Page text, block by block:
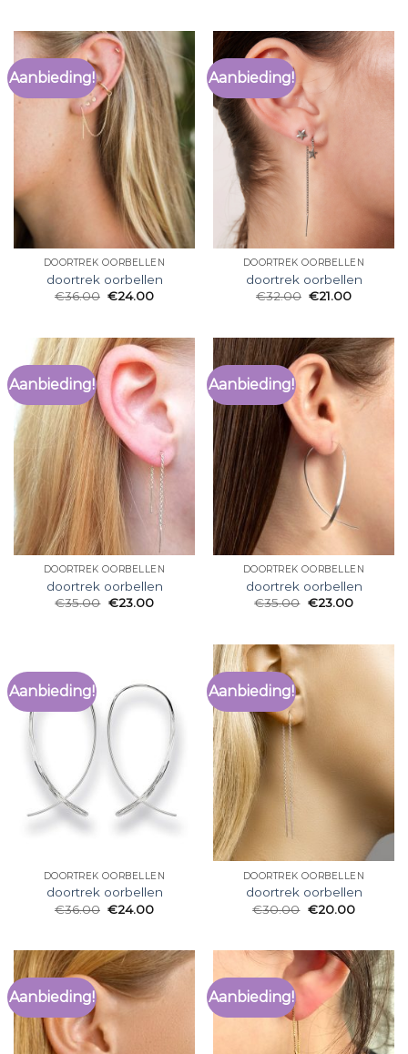
Aanbieding!
DOORTREK OORBELLEN
doortrek oorbellen
€36.00 €24.00
Aanbieding!
DOORTREK OORBELLEN
doortrek oorbellen
€32.00 €21.00
Aanbieding!
DOORTREK OORBELLEN
doortrek oorbellen
€35.00 €23.00
Aanbieding!
DOORTREK OORBELLEN
doortrek oorbellen
€35.00 €23.00
Aanbieding!
DOORTREK OORBELLEN
doortrek oorbellen
€36.00 €24.00
Aanbieding!
DOORTREK OORBELLEN
doortrek oorbellen
€30.00 €20.00
Aanbieding! Aanbieding!